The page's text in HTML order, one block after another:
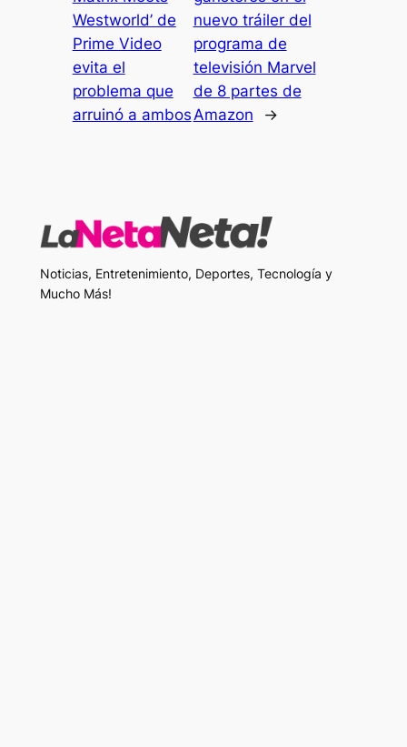
Westworld’ de
Prime Video
evita el
problema que
arruinó a ambos
nuevo tráiler del
programa de
televisión Marvel
de 8 partes de
Amazon
→
Noticias, Entretenimiento, Deportes, Tecnología y
Mucho Más!